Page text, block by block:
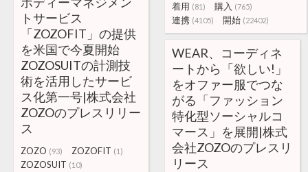
着用 (81) 購入 (765)
連携 (4105) 開始 (22402)
トサービス
「ZOZOFIT」の提供
を米国で今夏開始
ZOZOSUITの計測技
術を活用したサービ
ス化第一号|株式会社
ZOZOのプレスリリー
ス
ZOZO (93) ZOZOFIT (1)
ZOZOSUIT (10)
WEAR、コーディネ
ートから「欲しい!」
をオファー服でつな
がる「ファッション
特化型ソーシャルコ
マース」を展開|株式
会社ZOZOのプレスリ
リース